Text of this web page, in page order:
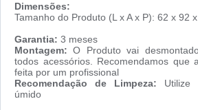
Dimensões:
Tamanho do Produto (L x A x P): 62 x 92
Garantia: 3 meses
Montagem:O Produto vai
todos acessórios. Recomendamos que
feita por um profissional
Recomendação de Limpeza: Utilize
úmido